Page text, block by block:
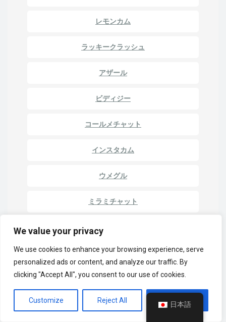
We value your privacy
We use cookies to enhance your browsing experience, serve
personalized ads or content, and analyze our traffic. By
clicking "Accept All", you consent to our use of cookies.
Customize Reject All Accept All
レモンカム
ラッキークラッシュ
アザール
ビディジー
コールメチャット
インスタカム
ウメグル
ミラミチャット
フリングスター
1対1チャット
チャットルーレット 日本語